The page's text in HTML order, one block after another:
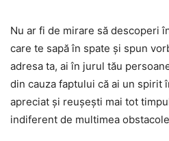
Nu ar fi de mirare să descoperi
care te sapă în spate și spun
adresa ta, ai în jurul tău
din cauza faptului că ai un spirit
apreciat și reușești mai tot
indiferent de multimea